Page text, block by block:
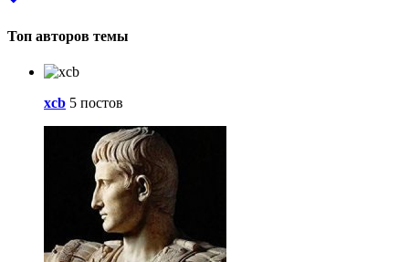
Топ авторов темы
xcb 5 постов